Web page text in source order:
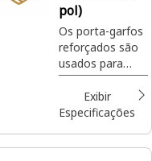
ensacados em
locais de
paisagismo e
cultivo de
plantas.
pol)
Os porta-garfos
reforçados são
usados para
movimentar
cargas em
paletes em
construção,
Exibir
Especificações